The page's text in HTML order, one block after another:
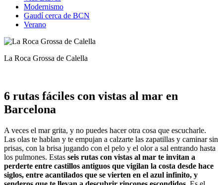
Modernismo
Gaudí cerca de BCN
Verano
La Roca Grossa de Calella
6 rutas fáciles con vistas al mar en
Barcelona
A veces el mar grita, y no puedes hacer otra cosa que escucharle.
Las olas te hablan y te empujan a calzarte las zapatillas y caminar sin
prisas, con la brisa jugando con el pelo y el olor a sal entrando hasta
los pulmones. Estas seis rutas con vistas al mar te invitan a
perderte entre castillos antiguos que vigilan la costa desde hace
siglos, entre acantilados que se vierten en el azul infinito, y